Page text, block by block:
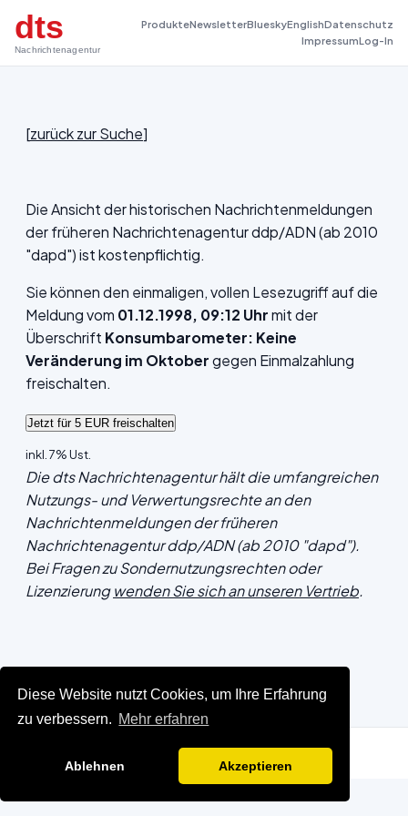
Diese Website nutzt Cookies, um Ihre Erfahrung
zu verbessern. Mehr erfahren
Ablehnen Akzeptieren
dts
Nachrichtenagentur
ProdukteNewsletterBlueskyEnglishDatenschutz
ImpressumLog-In
[zurück zur Suche]
Die Ansicht der historischen Nachrichtenmeldungen
der früheren Nachrichtenagentur ddp/ADN (ab 2010
"dapd") ist kostenpflichtig.
Sie können den einmaligen, vollen Lesezugriff auf die
Meldung vom 01.12.1998, 09:12 Uhrmit der
Überschrift Konsumbarometer: Keine
Veränderung im Oktobergegen Einmalzahlung
freischalten.
inkl. 7% Ust.
Die dts Nachrichtenagentur hält die umfangreichen
Nutzungs- und Verwertungsrechte an den
Nachrichtenmeldungen der früheren
Nachrichtenagentur ddp/ADN (ab 2010 "dapd").
Bei Fragen zu Sondernutzungsrechten oder
Lizenzierungwenden Sie sich an unseren Vertrieb.